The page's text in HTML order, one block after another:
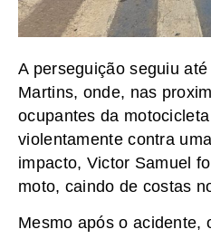
A perseguição seguiu
Martins, onde, nas
ocupantes da
violentamente contra
impacto, Victor Samuel
moto, caindo de costas
Mesmo após o acidente,